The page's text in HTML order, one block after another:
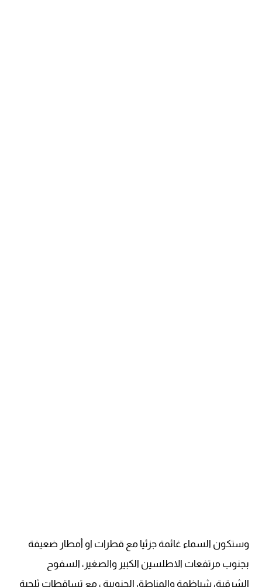
وستكون السماء غائمة جزئيا مع قطرات او أمطار ضعيفة
بجنوب مرتفعات الاطلسين الكبير والصغير، السفوح
الشرقية، شياظمة والمناطق الجنوبية ، مع تساقطات ثلجية